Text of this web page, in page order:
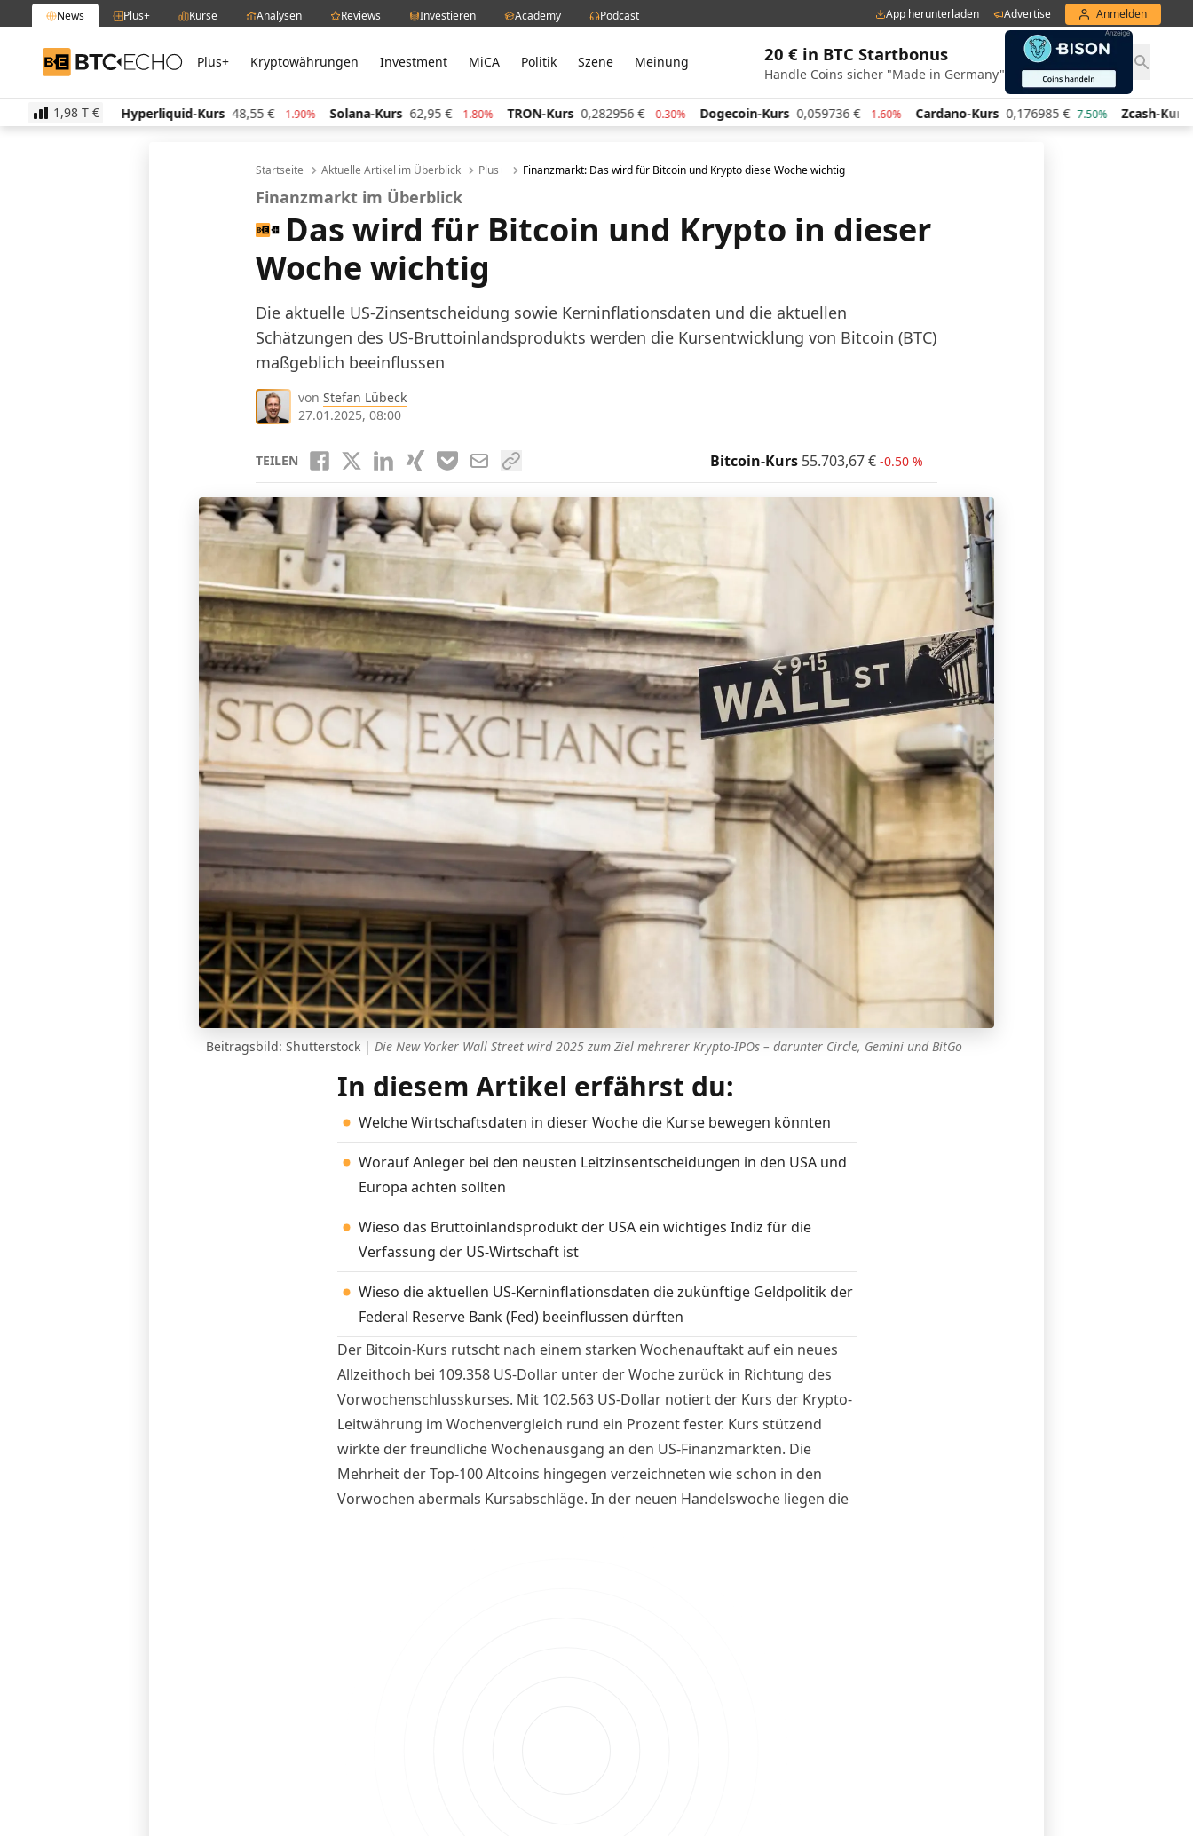
News Plus+ Kurse Analysen Reviews Investieren Academy Podcast App herunterladen Advertise Anmelden
BTC-ECHO Plus+ Kryptowährungen Investment MiCA Politik Szene Meinung 20 € in BTC Startbonus
Handle Coins sicher "Made in Germany"
1,98 T €
-0.80% Hyperliquid-Kurs 48,55 € -1.90% Solana-Kurs 62,95 € -1.80% TRON-Kurs 0,282956 € -0.30% Dogecoin-Kurs 0,059736 € -1.60% Cardano-Kurs 0,176985 € 7.50% Zcash-Kurs 428,21 €
Startseite Aktuelle Artikel im Überblick Plus+ Finanzmarkt: Das wird für Bitcoin und Krypto diese Woche wichtig
Finanzmarkt im Überblick
Das wird für Bitcoin und Krypto in dieser
Woche wichtig
Die aktuelle US-Zinsentscheidung sowie Kerninflationsdaten und die aktuellen
Schätzungen des US-Bruttoinlandsprodukts werden die Kursentwicklung von Bitcoin (BTC)
maßgeblich beeinflussen
von Stefan Lübeck
27.01.2025, 08:00
TEILEN Bitcoin-Kurs 55.703,67€ -0.50 %
Beitragsbild: Shutterstock | Die New Yorker Wall Street wird 2025 zum Ziel mehrerer Krypto-IPOs – darunter Circle, Gemini und BitGo
In diesem Artikel erfährst du:
Welche Wirtschaftsdaten in dieser Woche die Kurse bewegen könnten
Worauf Anleger bei den neusten Leitzinsentscheidungen in den USA und
Europa achten sollten
Wieso das Bruttoinlandsprodukt der USA ein wichtiges Indiz für die
Verfassung der US-Wirtschaft ist
Wieso die aktuellen US-Kerninflationsdaten die zukünftige Geldpolitik der
Federal Reserve Bank (Fed) beeinflussen dürften
Der Bitcoin-Kurs rutscht nach einem starken Wochenauftakt auf ein neues
Allzeithoch bei 109.358 US-Dollar unter der Woche zurück in Richtung des
Vorwochenschlusskurses. Mit 102.563 US-Dollar notiert der Kurs der Krypto-
Leitwährung im Wochenvergleich rund ein Prozent fester. Kurs stützend
wirkte der freundliche Wochenausgang an den US-Finanzmärkten. Die
Mehrheit der Top-100 Altcoins hingegen verzeichneten wie schon in den
Vorwochen abermals Kursabschläge. In der neuen Handelswoche liegen die